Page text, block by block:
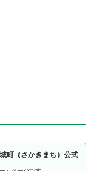
町（さかきまち）公式